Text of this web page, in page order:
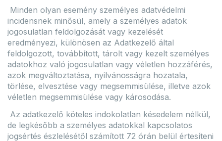
Minden olyan esemény személyes adatvédelmi
incidensnek minősül, amely a személyes adatok
jogosulatlan feldolgozását vagy kezelését
eredményezi, különösen az Adatkezelő által
feldolgozott, továbbított, tárolt vagy kezelt személyes
adatokhoz való jogosulatlan vagy véletlen hozzáférés,
azok megváltoztatása, nyilvánosságra hozatala,
törlése, elvesztése vagy megsemmisülése, illetve azok
véletlen megsemmisülése vagy károsodása.
Az adatkezelő köteles indokolatlan késedelem nélkül,
de legkésőbb a személyes adatokkal kapcsolatos
jogsértés észlelésétől számított 72 órán belül értesíteni